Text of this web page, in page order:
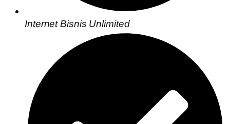
Internet Bisnis Unlimited